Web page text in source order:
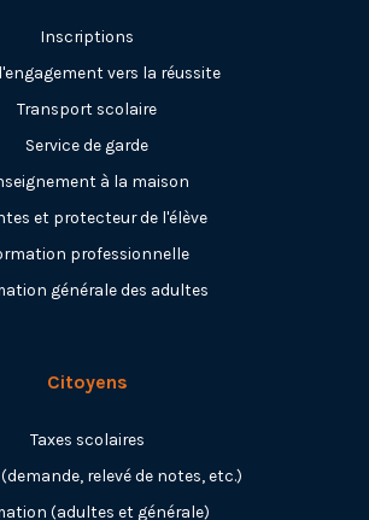
Inscriptions
vers la réussite
Transport scolaire
Service de garde
à la maison
et protecteur de l'élève
professionnelle
générale des adultes
Citoyens
Taxes scolaires
relevé de notes, etc.)
(adultes et générale)